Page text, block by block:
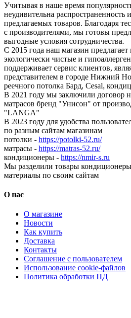
Учитывая в наше время
неудивительна распространенность
предлагаемых товаров. Благодаря
с производителями, мы готовы
выгодные условия сотрудничества.
С 2015 года наш магазин предлагает
экологически чистые и
поддерживает сервис клиентов,
представителем в городе Нижний
реечного потолка Бард, Cesal,
В 2021 году мы заключили договор
матрасов бренд "Унисон" от
"LANGA"
В 2023 году для удобства
по разным сайтам магазинам
потолки - https://potolki-52.ru/
матрасы - https://matras-52.ru/
кондиционеры - https://nmir-s.ru
Мы разделили товары
материалы по своим сайтам
О нас
О магазине
Новости
Как купить
Доставка
Контакты
Соглашение с пользователем
Использование cookie-файлов
Политика обработки ПД